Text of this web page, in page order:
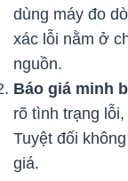
dùng máy đo
xác lỗi nằm ở
nguồn.
Báo giá minh
rõ tình trạng
Tuyệt đối
giá.